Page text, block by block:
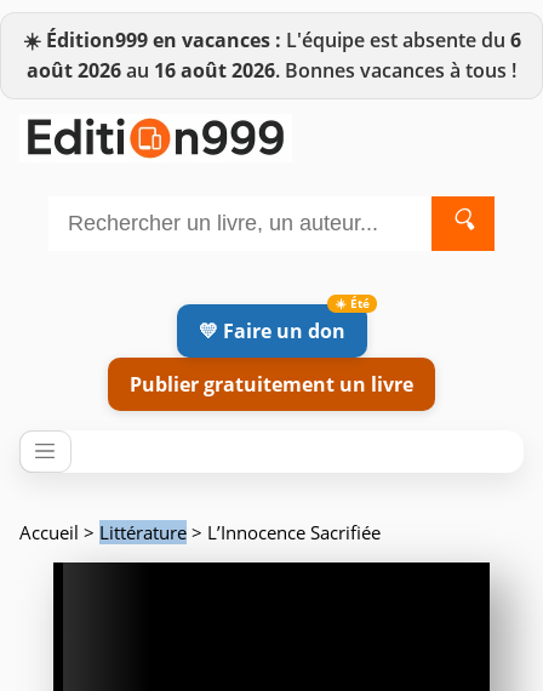
☀️ Édition999 en vacances : L'équipe est absente du 6
août 2026au 16 août 2026. Bonnes vacances à tous !
🔍
💛 Faire un don
Publier gratuitement un livre
Accueil > Littérature > L’Innocence Sacrifiée